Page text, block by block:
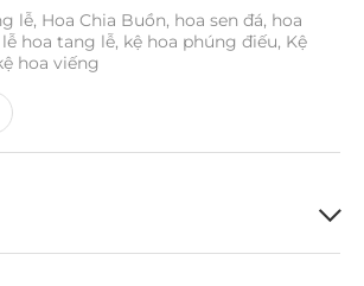
lễ, Hoa Chia Buồn, hoa sen đá, hoa
hoa tang lễ, kệ hoa phúng điếu, Kệ
hoa viếng